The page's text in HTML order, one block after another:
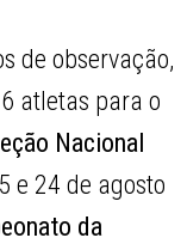
de observação,
atletas para o
Nacional
e 24 de agosto
da